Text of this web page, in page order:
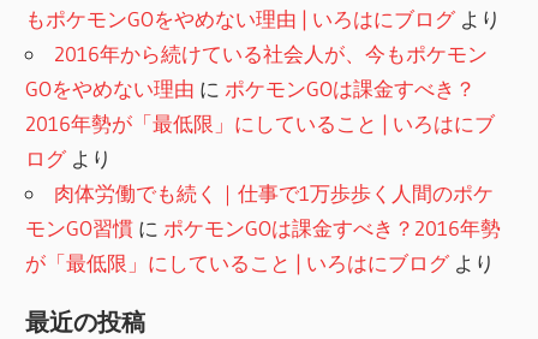
もポケモンGOをやめない理由 | いろはにブログより
2016年から続けている社会人が、今もポケモン
GOをやめない理由 に ポケモンGOは課金すべき？
2016年勢が「最低限」にしていること | いろはにブ
ログより
肉体労働でも続く｜仕事で1万歩歩く人間のポケ
モンGO習慣 に ポケモンGOは課金すべき？2016年勢
が「最低限」にしていること | いろはにブログより
最近の投稿